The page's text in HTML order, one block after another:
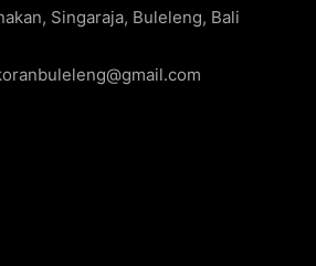
Singaraja, Buleleng, Bali